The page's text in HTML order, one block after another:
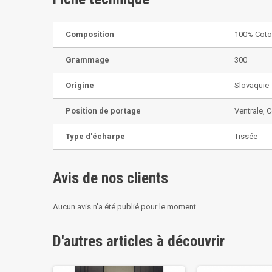
Composition 100%
Grammage 300
Origine Slovaquie
Position de portage Ventrale,
Type d'écharpe Tissée
Avis de nos clients
Aucun avis n'a été publié pour le moment.
D'autres articles à découvrir